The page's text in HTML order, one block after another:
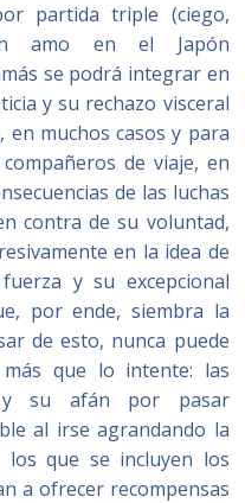
partida triple (ciego,
amo en el Japón
se podrá integrar en
y su rechazo visceral
muchos casos y para
de viaje, en
de las luchas
contra de su voluntad,
en la idea de
y su excepcional
por ende, siembra la
de esto, nunca puede
que lo intente: las
y su afán por pasar
al irse agrandando la
que se incluyen los
a ofrecer recompensas